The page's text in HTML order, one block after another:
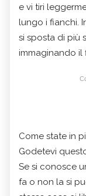
e vi tiri
lungo i fianchi.
si sposta di più
immaginando il
Come state in
Godetevi
Se si conosce
fa o non la si